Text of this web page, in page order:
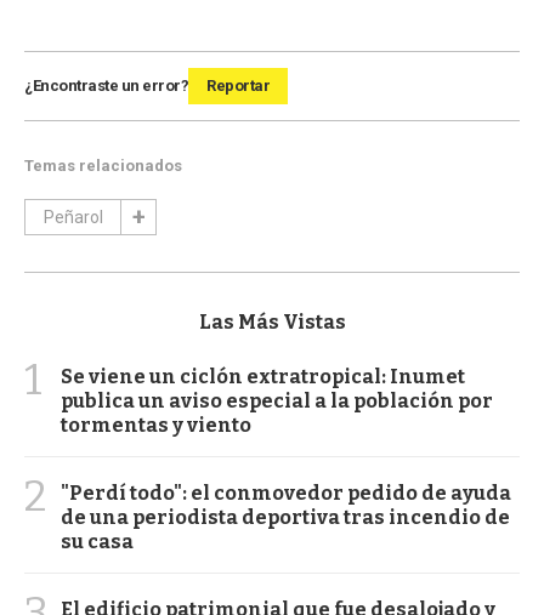
¿Encontraste un error? Reportar
Temas relacionados
Peñarol
Las Más Vistas
1
Se viene un ciclón extratropical: Inumet
publica un aviso especial a la población por
tormentas y viento
2
"Perdí todo": el conmovedor pedido de ayuda
de una periodista deportiva tras incendio de
su casa
El edificio patrimonial que fue desalojado y